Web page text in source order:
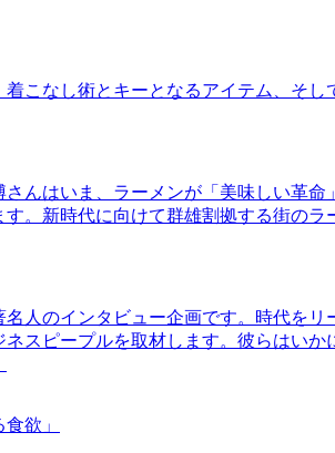
こなし術とキーとなるアイテム、そし
さんはいま、ラーメンが「美味しい革
。新時代に向けて群雄割拠する街のラ
名人のインタビュー企画です。時代を
スピープルを取材します。彼らはい
欲」